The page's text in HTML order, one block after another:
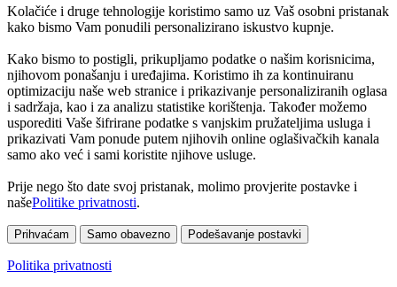
Kolačiće i druge tehnologije koristimo samo uz Vaš osobni pristanak
kako bismo Vam ponudili personalizirano iskustvo kupnje.
Kako bismo to postigli, prikupljamo podatke o našim korisnicima,
njihovom ponašanju i uređajima. Koristimo ih za kontinuiranu
optimizaciju naše web stranice i prikazivanje personaliziranih oglasa
i sadržaja, kao i za analizu statistike korištenja. Također možemo
usporediti Vaše šifrirane podatke s vanjskim pružateljima usluga i
prikazivati Vam ponude putem njihovih online oglašivačkih kanala
samo ako već i sami koristite njihove usluge.
Prije nego što date svoj pristanak, molimo provjerite postavke i
našePolitike privatnosti.
Prihvaćam Samo obavezno Podešavanje postavki
Politika privatnosti